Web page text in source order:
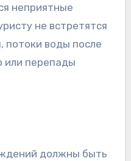
неприятные
не встретятся
потоки воды после
или перепады
должны быть